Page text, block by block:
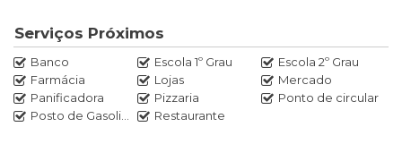
5 Kitnets:
Unidades que possuem alta demanda no
mercado para locação de curta ou longa temporada.
Diferenciais do Imóvel:
Área Total do Terreno:
492,00 m² - Um terreno
generoso com excelente potencial de expansão vertical
Serviços Próximos
Banco Escola 1º Grau
Escola 2º Grau
Farmácia
Lojas
Mercado
Panificadora
Pizzaria
Ponto de circular
Posto de Gasolina
Restaurante